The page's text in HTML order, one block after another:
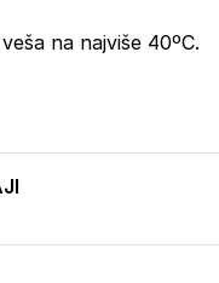
na najviše 40ºC.